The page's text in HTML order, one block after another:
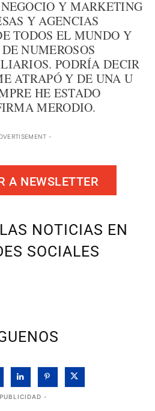
Y MARKETING
Y AGENCIAS
TODOS EL MUNDO Y
NUMEROSOS
PODRÍA DECIR
ATRAPÓ Y DE UNA U
HE ESTADO
MERODIO.
-
A NEWSLETTER
NOTICIAS EN
SOCIALES
-